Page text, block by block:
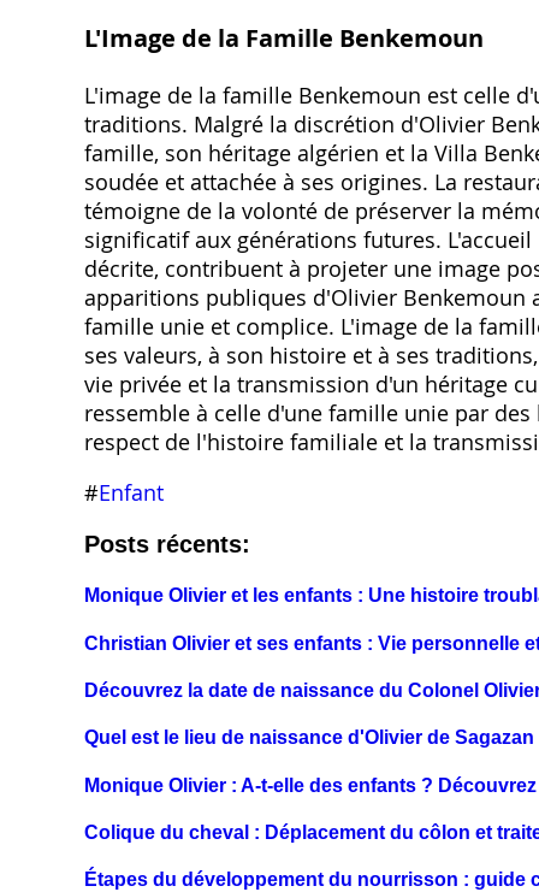
L'Image de la Famille Benkemoun
L'image de la famille Benkemoun est celle
traditions. Malgré la discrétion d'Olivier
famille, son héritage algérien et la Villa
soudée et attachée à ses origines. La
témoigne de la volonté de préserver la
significatif aux générations futures.
décrite, contribuent à projeter une image
apparitions publiques d'Olivier Benkemoun
famille unie et complice. L'image de la
ses valeurs, à son histoire et à ses
vie privée et la transmission d'un héritage
ressemble à celle d'une famille unie par
respect de l'histoire familiale et la
#Enfant
Posts récents:
Monique Olivier et les enfants : Une histoire
Christian Olivier et ses enfants : Vie personnelle
Découvrez la date de naissance du Colonel
Quel est le lieu de naissance d'Olivier de Sagazan
Monique Olivier : A-t-elle des enfants ?
Colique du cheval : Déplacement du côlon et
Étapes du développement du nourrisson : guide